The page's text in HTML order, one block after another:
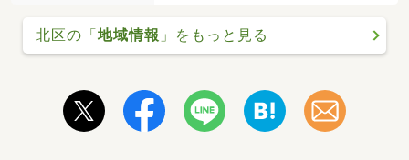
北区の「地域情報 」をもっと見る